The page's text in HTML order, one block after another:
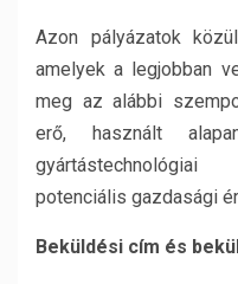
Azon pályázatok
amelyek a legjobban
meg az alábbi
erő, használt
potenciális gazdasági
Beküldési cím és